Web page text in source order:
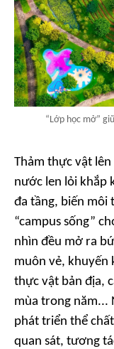
“Lớp học mở”
Thảm thực vật
nước len lỏi khắp
đa tầng, biến môi
“campus sống”
nhìn đều mở ra
muôn vẻ, khuyến
thực vật bản địa,
mùa trong năm...
phát triển thể
quan sát, tương